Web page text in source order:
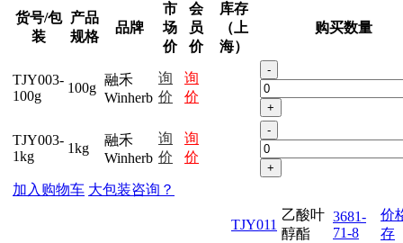
货号/包
装
产品
规格
品牌
市
场
价
会
员
价
库存
（上
海）
购买数量
TJY003-
100g
100g
融禾
Winherb
询
价
询
价
-
+
TJY003-
1kg
1kg
融禾
Winherb
询
价
询
价
-
+
加入购物车 大包装咨询？
TJY011
乙酸叶
醇酯
3681-
71-8
价
存